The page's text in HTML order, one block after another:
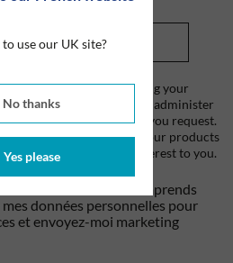
use our UK site?
No thanks
Yes please
protecting and respecting your
personal information to administer
products and services you request.
like to contact you about our products
content that may be of interest to you.
et actualités. Je comprends
données personnelles pour
et envoyez-moi marketing